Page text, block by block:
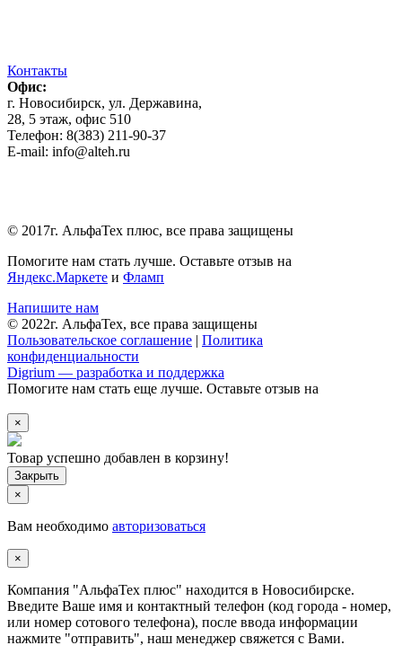
Контакты
Офис:
г. Новосибирск, ул. Державина,
28, 5 этаж, офис 510
Телефон: 8(383) 211-90-37
E-mail: info@alteh.ru
© 2017г. АльфаТех плюс, все права защищены
Помогите нам стать лучше. Оставьте отзыв на
Яндекс.Маркете и Фламп
Напишите нам
© 2022г. АльфаТех, все права защищены
Пользовательское соглашение | Политика
конфиденциальности
Digrium — разработка и поддержка
Помогите нам стать еще лучше. Оставьте отзыв на
×
Товар успешно добавлен в корзину!
×
Вам необходимо авторизоваться
×
Компания "АльфаТех плюс" находится в Новосибирске.
Введите Ваше имя и контактный телефон (код города - номер,
или номер сотового телефона), после ввода информации
нажмите "отправить", наш менеджер свяжется с Вами.